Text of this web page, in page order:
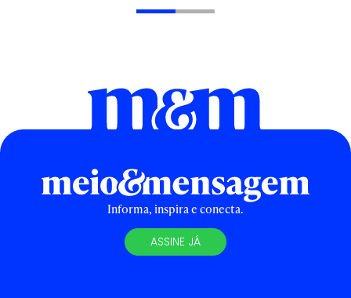
Informa, inspira e conecta.
ASSINE JÁ